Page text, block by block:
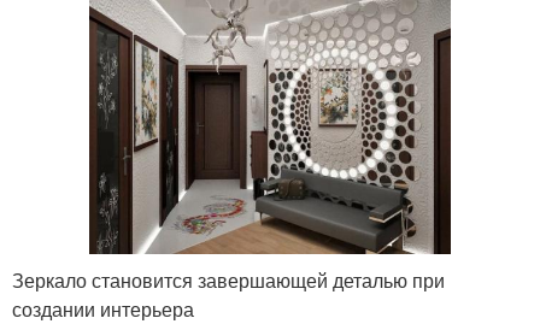
Зеркало становится завершающей деталью при
создании интерьера